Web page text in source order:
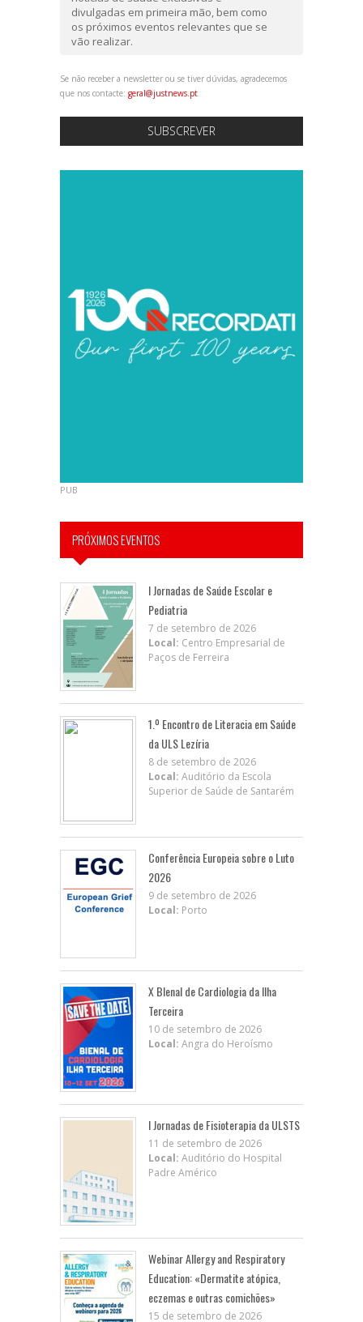
divulgadas em primeira mão, bem como
os próximos eventos relevantes que se
vão realizar.
Se não receber a newsletter ou se tiver dúvidas, agradecemos
que nos contacte: geral@justnews.pt
SUBSCREVER
PUB
PRÓXIMOS EVENTOS
I Jornadas de Saúde Escolar e
Pediatria
7 de setembro de 2026
Local: Centro Empresarial de
Paços de Ferreira
1.º Encontro de Literacia em Saúde
da ULS Lezíria
8 de setembro de 2026
Local: Auditório da Escola
Superior de Saúde de Santarém
Conferência Europeia sobre o Luto
2026
9 de setembro de 2026
Local: Porto
X BIenal de Cardiologia da Ilha
Terceira
10 de setembro de 2026
Local: Angra do Heroísmo
I Jornadas de Fisioterapia da ULSTS
11 de setembro de 2026
Local: Auditório do Hospital
Padre Américo
Webinar Allergy and Respiratory
Education: «Dermatite atópica,
eczemas e outras comichões»
15 de setembro de 2026